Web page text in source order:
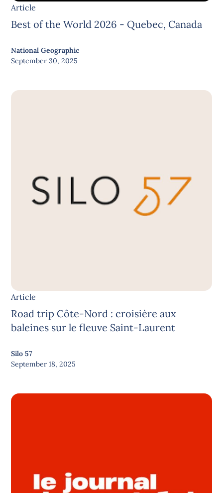
Article
Best of the World 2026 - Quebec, Canada
National Geographic
September 30, 2025
Article
Road trip Côte-Nord : croisière aux
baleines sur le fleuve Saint-Laurent
Silo 57
September 18, 2025